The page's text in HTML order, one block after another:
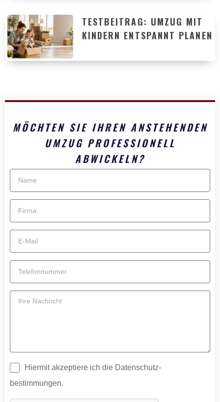
TESTBEITRAG: UMZUG MIT
KINDERN ENTSPANNT PLANEN
MÖCHTEN SIE IHREN ANSTEHENDEN
UMZUG PROFESSIONELL
ABWICKELN?
Hiermit akzeptiere ich die Datenschutz­
bestimmungen.